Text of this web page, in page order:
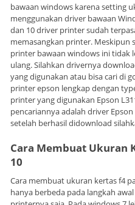
bawaan windows karena setting
menggunakan driver bawaan
dan 10 driver printer sudah
memasangkan printer. Meskipun
printer bawaan windows ini tidak
ulang. Silahkan drivernya
yang digunakan atau bisa cari di
printer epson lengkap dengan
printer yang digunakan Epson
pencariannya adalah driver
setelah berhasil didownload
Cara Membuat Ukuran
10
Cara membuat ukuran kertas f4
hanya berbeda pada langkah